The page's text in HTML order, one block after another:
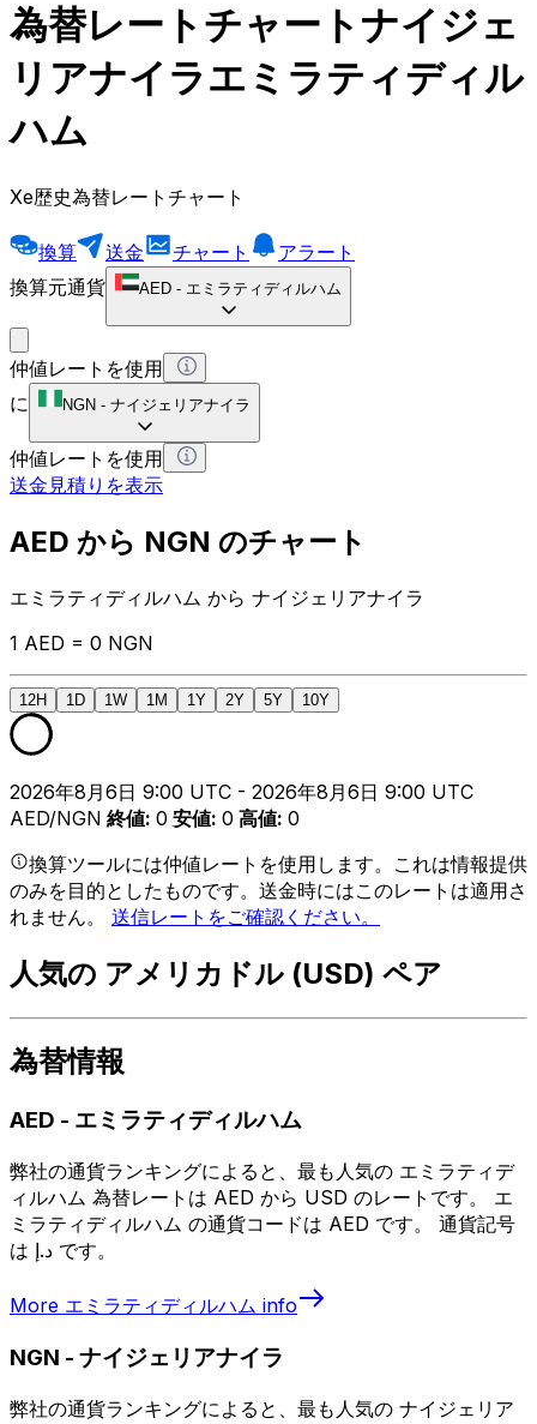
為替レートチャートナイジェ
リアナイラエミラティディル
ハム
Xe歴史為替レートチャート
換算 送金 チャート
アラート
換算元通貨
AED - エミラティディルハム
仲値レートを使用
に
NGN - ナイジェリアナイラ
仲値レートを使用
送金見積りを表示
AED から NGN のチャート
エミラティディルハム から ナイジェリアナイラ
1 AED = 0 NGN
12H 1D 1W 1M 1Y 2Y 5Y 10Y
2026年8月6日 9:00 UTC - 2026年8月6日 9:00 UTC
AED/NGN 終値: 0 安値: 0 高値: 0
換算ツールには仲値レートを使用します。これは情報提供
のみを目的としたものです。送金時にはこのレートは適用さ
れません。 送信レートをご確認ください。
人気の アメリカドル (USD) ペア
為替情報
AED - エミラティディルハム
弊社の通貨ランキングによると、最も人気の エミラティデ
ィルハム 為替レートは AED から USD のレートです。 エ
ミラティディルハム の通貨コードは AED です。 通貨記号
は د.إ です。
More エミラティディルハム info
NGN - ナイジェリアナイラ
弊社の通貨ランキングによると、最も人気の ナイジェリア